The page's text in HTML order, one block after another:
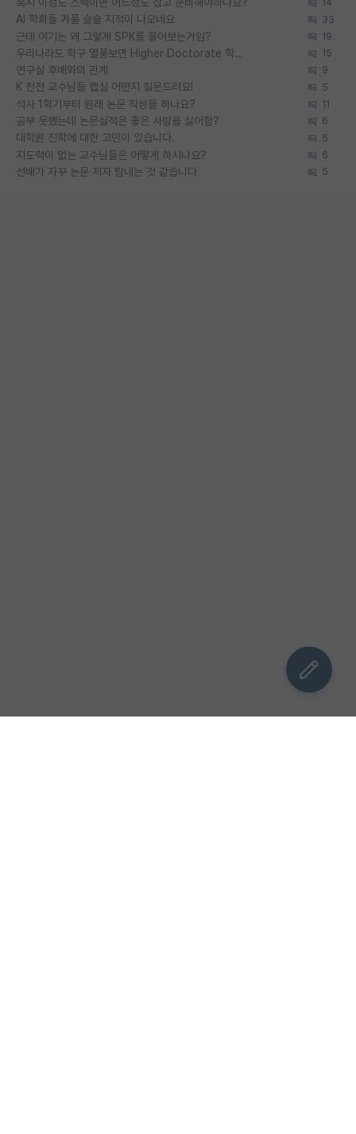
14
AI 학회들 거품 슬슬 지적이 나오네요 33
근데 여기는 왜 그렇게 SPK를 물어보는거임? 19
우리나라도 학구 열풍보면 Higher Doctorate 학위가 필요하다고 봅니다. 15
연구실 후배와의 관계 9
K 전전 교수님들 랩실 어떤지 질문드려요! 5
석사 1학기부터 원래 논문 작성을 하나요? 11
공부 못했는데 논문실적은 좋은 사람을 싫어함? 6
대학원 진학에 대한 고민이 있습니다. 5
지도력이 없는 교수님들은 어떻게 하시나요? 6
선배가 자꾸 논문 저자 탐내는 것 같습니다 5